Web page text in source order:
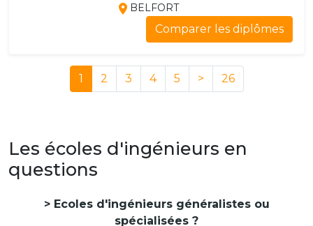
BELFORT
Comparer les diplômes
1 2 3 4 5 > 26
Les écoles d'ingénieurs en
questions
Ecoles d'ingénieurs généralistes ou
spécialisées ?